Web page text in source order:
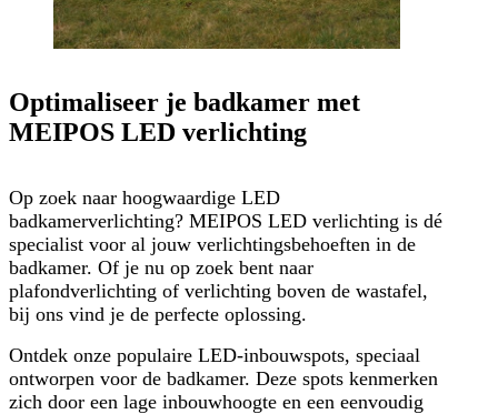
Optimaliseer je badkamer met
MEIPOS LED verlichting
Op zoek naar hoogwaardige LED
badkamerverlichting? MEIPOS LED verlichting is dé
specialist voor al jouw verlichtingsbehoeften in de
badkamer. Of je nu op zoek bent naar
plafondverlichting of verlichting boven de wastafel,
bij ons vind je de perfecte oplossing.
Ontdek onze populaire LED-inbouwspots, speciaal
ontworpen voor de badkamer. Deze spots kenmerken
zich door een lage inbouwhoogte en een eenvoudig